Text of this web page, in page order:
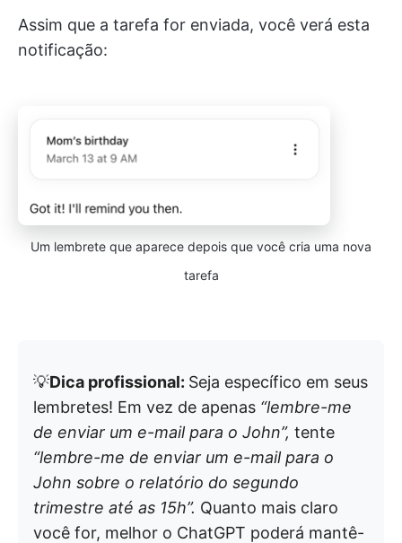
Assim que a tarefa for enviada, você verá esta
notificação:
Um lembrete que aparece depois que você cria uma nova
tarefa
💡Dica profissional: Seja específico em seus
lembretes! Em vez de apenas “lembre-me
de enviar um e-mail para o John”, tente
“lembre-me de enviar um e-mail para o
John sobre o relatório do segundo
trimestre até as 15h”. Quanto mais claro
você for, melhor o ChatGPT poderá mantê-